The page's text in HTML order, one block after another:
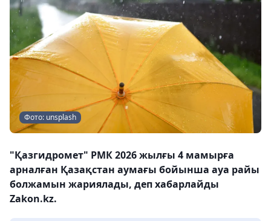
Фото: unsplash
"Қазгидромет" РМК 2026 жылғы 4 мамырға
арналған Қазақстан аумағы бойынша ауа райы
болжамын жариялады, деп хабарлайды
Zakon.kz.